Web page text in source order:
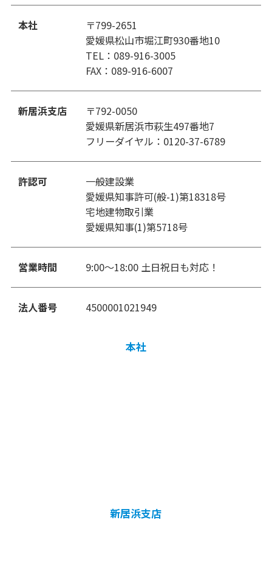
本社
〒799-2651
愛媛県松山市堀江町930番地10
TEL：089-916-3005
FAX：089-916-6007
新居浜支店
〒792-0050
愛媛県新居浜市萩生497番地7
フリーダイヤル：0120-37-6789
許認可
一般建設業
愛媛県知事許可(般-1)第18318号
宅地建物取引業
愛媛県知事(1)第5718号
営業時間 9:00〜18:00 土日祝日も対応！
法人番号 4500001021949
本社
新居浜支店